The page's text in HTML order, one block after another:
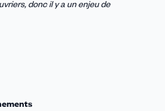
donc il y a un enjeu de